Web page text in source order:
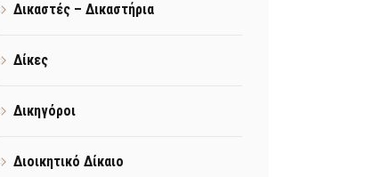
Δικαστές – Δικαστήρια
Δίκες
Δικηγόροι
Διοικητικό Δίκαιο